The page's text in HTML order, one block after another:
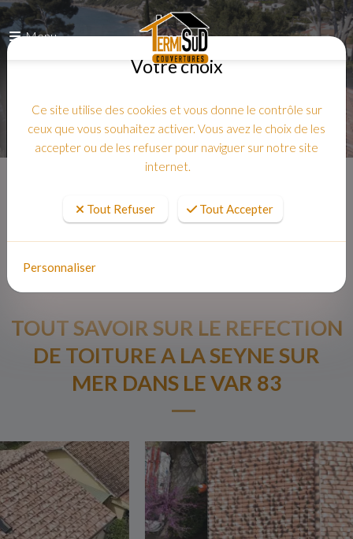
Menu
TOUT SAVOIR SUR LE REFECTION
DE TOITURE A LA SEYNE SUR
MER DANS LE VAR 83
Votre choix
Ce site utilise des cookies et vous donne le contrôle sur
ceux que vous souhaitez activer. Vous avez le choix de les
accepter ou de les refuser pour naviguer sur notre site
internet.
Tout Refuser Tout Accepter
Personnaliser